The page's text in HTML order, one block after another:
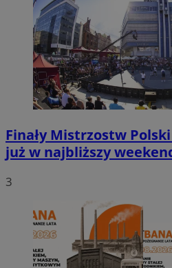
Finały Mistrzostw
już w najbliższy
3